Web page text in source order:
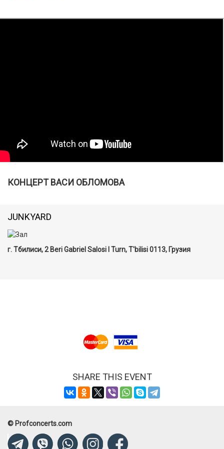
КОНЦЕРТ ВАСИ ОБЛОМОВА
JUNKYARD
г. Тбилиси, 2 Beri Gabriel Salosi I Turn, T'bilisi 0113, Грузия
SHARE THIS EVENT
© Profconcerts.com